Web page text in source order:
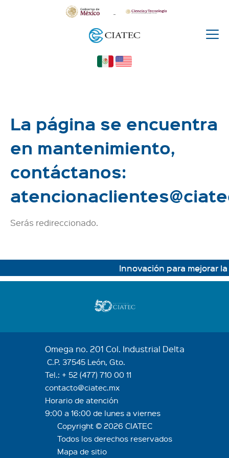
La página se encuentra
en mantenimiento,
contáctanos:
Serás redireccionado.
Innovación para mejorar
Omega no. 201 Col. Industrial Delta
C.P. 37545 León, Gto.
Tel.: + 52 (477) 710 00 11
contacto@ciatec.mx
Horario de atención
9:00 a 16:00 de lunes a viernes
Copyright © 2026 CIATEC
Todos los derechos reservados
Mapa de sitio